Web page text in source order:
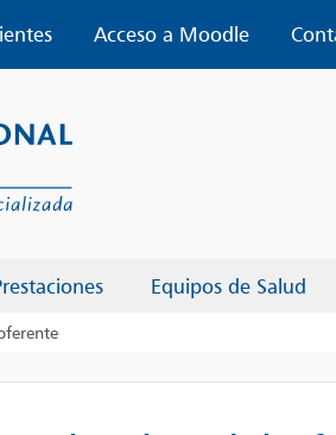
Acceso a Moodle
Equipos de Salud